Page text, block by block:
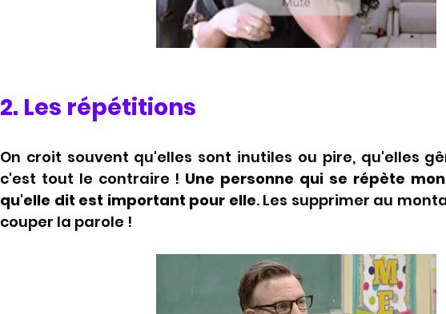
2. Les répétitions
On croit souvent qu'elles sont inutiles ou pire, qu'elles
c'est tout le contraire ! Une personne qui se répète
qu'elle dit est important pour elle. Les supprimer au
couper la parole !